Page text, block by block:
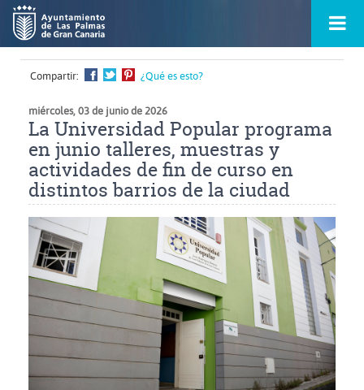
contenido
principal
Menú
Compartir: ¿Qué es esto?
miércoles, 03 de junio de 2026
La Universidad Popular programa
en junio talleres, muestras y
actividades de fin de curso en
distintos barrios de la ciudad
Ampliar
imagen